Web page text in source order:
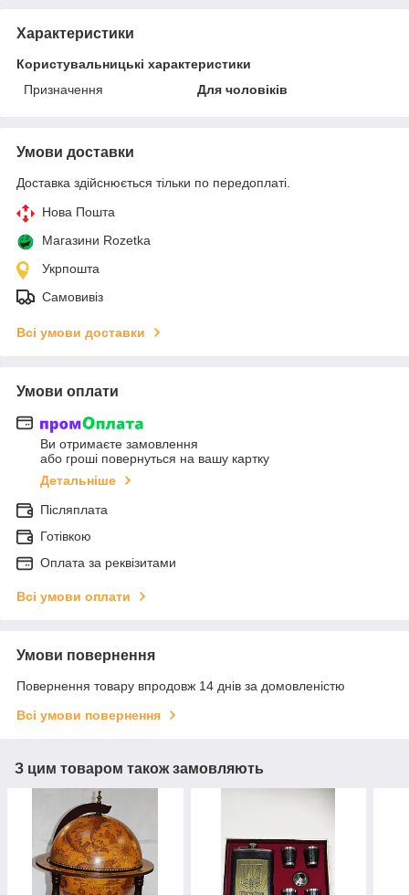
Характеристики
Користувальницькі характеристики
Призначення
Для чоловіків
Умови доставки
Доставка здійснюється тільки по передоплаті.
Нова Пошта
Магазини Rozetka
Укрпошта
Самовивіз
Всі умови доставки
Умови оплати
Ви отримаєте замовлення
або гроші повернуться на вашу картку
Детальніше
Післяплата
Готівкою
Оплата за реквізитами
Всі умови оплати
Умови повернення
Повернення товару впродовж 14 днів за домовленістю
Всі умови повернення
З цим товаром також замовляють